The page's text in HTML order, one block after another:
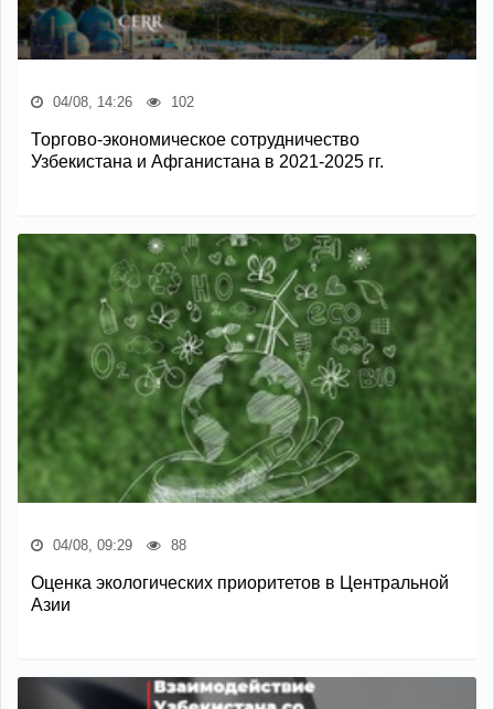
04/08, 14:26 102
Торгово-экономическое сотрудничество
Узбекистана и Афганистана в 2021-2025 гг.
04/08, 09:29 88
Оценка экологических приоритетов в Центральной
Азии